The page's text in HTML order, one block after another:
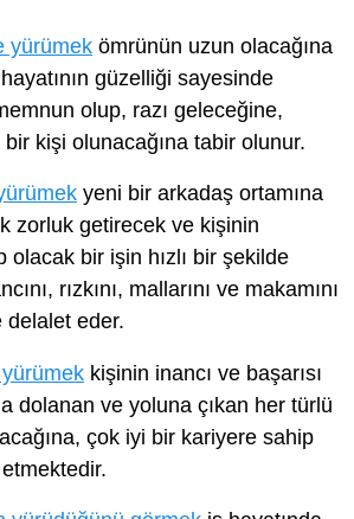
yürümek ömrünün uzun olacağına
güzelliği sayesinde
olup, razı geleceğine,
kişi olunacağına tabir olunur.
yeni bir arkadaş ortamına
zorluk getirecek ve kişinin
olacak bir işin hızlı bir şekilde
rızkını, mallarını ve makamını
delalet eder.
kişinin inancı ve başarısı
dolanan ve yoluna çıkan her türlü
çok iyi bir kariyere sahip